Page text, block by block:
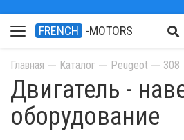
FRENCH -MOTORS
Главная Каталог Peugeot 308
Двигатель -
оборудование